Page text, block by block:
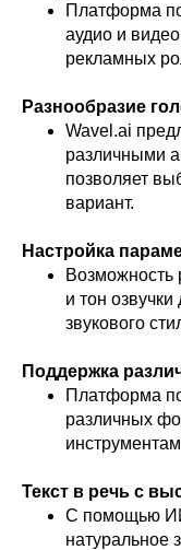
Платформа
аудио и
рекламных
Разнообразие
Wavel.ai
различными
позволяет
вариант.
Настройка
Возможность
и тон
звукового
Поддержка
Платформа
различных
Текст в речь с
С помощью
натуральное